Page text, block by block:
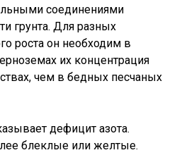
соединениями
грунта. Для разных
роста он необходим в
их концентрация
чем в бедных песчаных
дефицит азота.
блеклые или желтые.